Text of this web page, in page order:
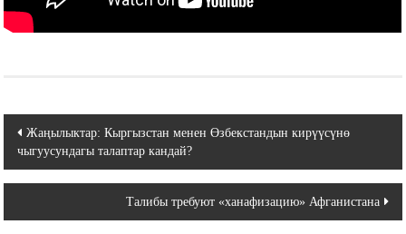
Навигация
по
Жаңылыктар: Кыргызстан менен Өзбекстандын кирүүсүнө
чыгуусундагы талаптар кандай?
Талибы требуют «ханафизацию» Афганистана